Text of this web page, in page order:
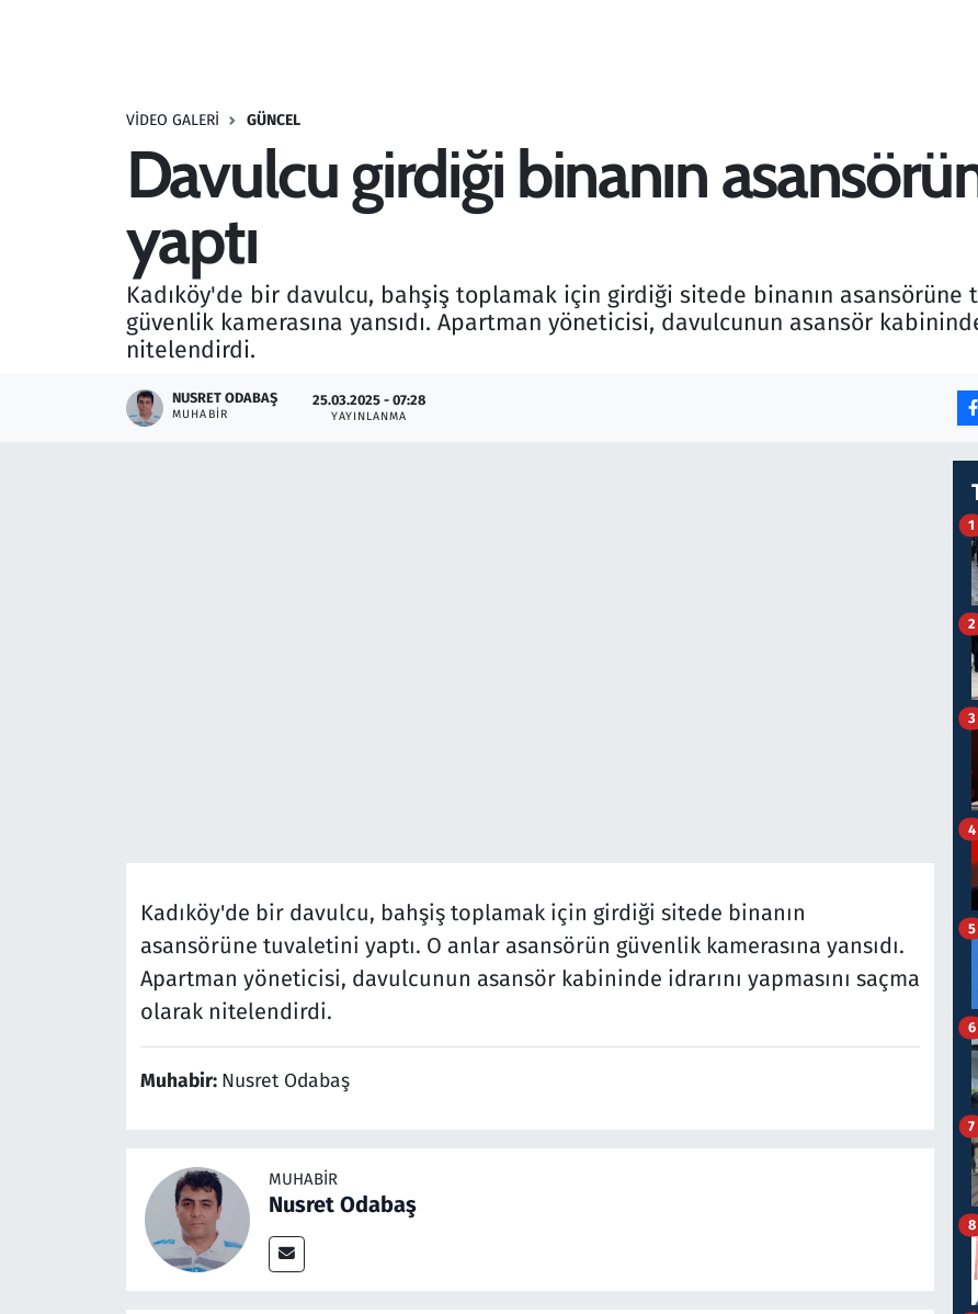
VIDEO GALERI GÜNCEL
Davulcu girdiği binanın
yaptı
Kadıköy'de bir davulcu, bahşiş toplamak için girdiği sitede binanın asansörüne
güvenlik kamerasına yansıdı. Apartman yöneticisi, davulcunun asansör
nitelendirdi.
NUSRET ODABAŞ
MUHABIR
25.03.2025 - 07:28
YAYINLANMA
Kadıköy'de bir davulcu, bahşiş toplamak için girdiği sitede binanın
asansörüne tuvaletini yaptı. O anlar asansörün güvenlik kamerasına yansıdı.
Apartman yöneticisi, davulcunun asansör kabininde idrarını yapmasını saçma
olarak nitelendirdi.
Muhabir: Nusret Odabaş
MUHABIR
Nusret Odabaş
1
2
3
4
5
6
7
8
Rüya Tabirleri
Seçim 2023
Teknoloji ve Bilim